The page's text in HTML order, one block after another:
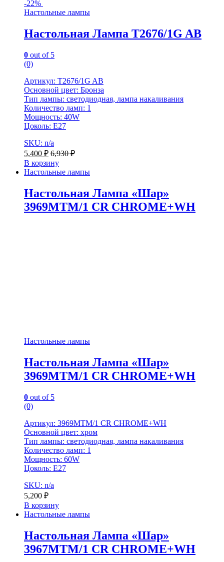
-22%
Настольные лампы
Настольная Лампа T2676/1G AB
0 out of 5
(0)
Артикул: T2676/1G AB
Основной цвет: Бронза
Тип лампы: светодиодная, лампа накаливания
Количество ламп: 1
Мощность: 40W
Цоколь: Е27
SKU: n/a
5,400 ₽ 6,930₽
В корзину
Настольные лампы
Настольная Лампа «Шар»
3969MTM/1 CR CHROME+WH
Настольные лампы
Настольная Лампа «Шар»
3969MTM/1 CR CHROME+WH
0 out of 5
(0)
Артикул: 3969MTM/1 CR CHROME+WH
Основной цвет: хром
Тип лампы: светодиодная, лампа накаливания
Количество ламп: 1
Мощность: 60W
Цоколь: E27
SKU: n/a
5,200 ₽
В корзину
Настольные лампы
Настольная Лампа «Шар»
3967MTM/1 CR CHROME+WH